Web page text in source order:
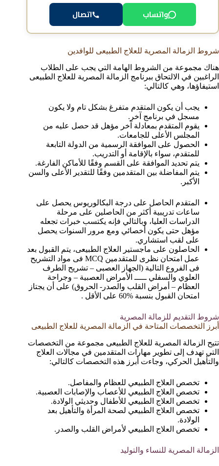
واتساب اتصال
شروط الزمالة المصرية للعلاج الطبيعى للوافدين
هناك مجموعة من الشروط الهامة التي يجب على الطلاب
الراغبين في الالتحاق ببرنامج الزمالة المصرية للعلاج الطبيعى
استيفاؤها، وهي كالتالي:
يجب أن يكون المتقدم متفرغ بشكل تام ولا يكون
مسجل في برنامج آخر.
يقوم المتقدم بمعادلة آخر مؤهل قد حصل عليه من
المجلس الأعلى للجامعات.
الحصول على الموافقة الرسمية من الدولة التابعة
للمتقدم، سواء بالإقامة أو التدريب.
يتم تحديد الموافقة على القسم وفقًا للأماكن الفارغة.
يتم المفاضلة بين المتقدمين وفقًا للتقدير الأعلى والسن
الأكبر.
المتقدم الحاصل على درجة البكالوريوس يحصل على
ساعات تدريبية أكثر من الحاصلين على مرحلة
الدراسات العليا، وبالتالي فإنه يكتسب خبرات تجعله
مؤهل حتى يكون أخصائي ومع مرور السنوات يحصل
على لقب استشاري.
الحاصلون على ماجستير العلاج الطبيعى، يتم القبول بعد
عمل امتحان نظرى للمتقدمين MCQ فى مواد التشريح
فى الفروع التالية (الجهاز العصبى – تشريح الطرف
العلوي والسفلي ـــــ الأمراض العصبية – وجراحة
العظام – أمراض القلب والصدر- الحروق) على أن يجتاز
امتحان القبول بنسبة %60 على الأقل .
شروط التقديم للزمالة المصرية
أبرز التخصصات المتاحة في الزمالة المصرية للعلاج الطبيعى
تتيح الزمالة المصرية للعلاج الطبيعى مجموعة من التخصصات
التي تهدف إلى تطوير مهارات المتقدمين في مجالات العلاج
والتأهيل الحركي، وجاءت أبرز هذه التخصصات كالتالي:
تخصص العلاج الطبيعي للعظام والمفاصل.
تخصص العلاج الطبيعي للأعصاب والإصابات العصبية.
تخصص العلاج الطبيعي للأطفال وحديثي الولادة.
تخصص العلاج الطبيعي لصحة المرأة والتأهيل بعد
الولادة.
تخصص العلاج الطبيعي لأمراض القلب والصدر.
الزمالة المصرية للنساء والتوليد